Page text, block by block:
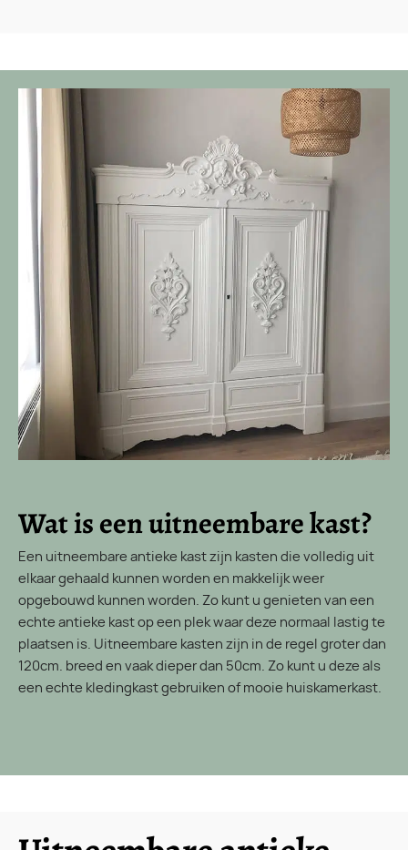
Wat is een uitneembare kast?
Een uitneembare antieke kast zijn kasten die volledig uit
elkaar gehaald kunnen worden en makkelijk weer
opgebouwd kunnen worden. Zo kunt u genieten van een
echte antieke kast op een plek waar deze normaal lastig te
plaatsen is. Uitneembare kasten zijn in de regel groter dan
120cm. breed en vaak dieper dan 50cm. Zo kunt u deze als
een echte kledingkast gebruiken of mooie huiskamerkast.